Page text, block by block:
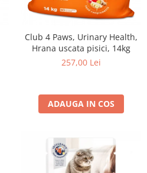
Club 4 Paws, Urinary Health,
Hrana uscata pisici, 14kg
257,00 Lei
ADAUGA IN COS